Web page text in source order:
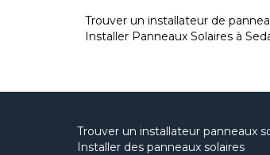
Trouver un installateur de
Installer Panneaux Solaires à
Trouver un installateur panneaux
Installer des panneaux solaires